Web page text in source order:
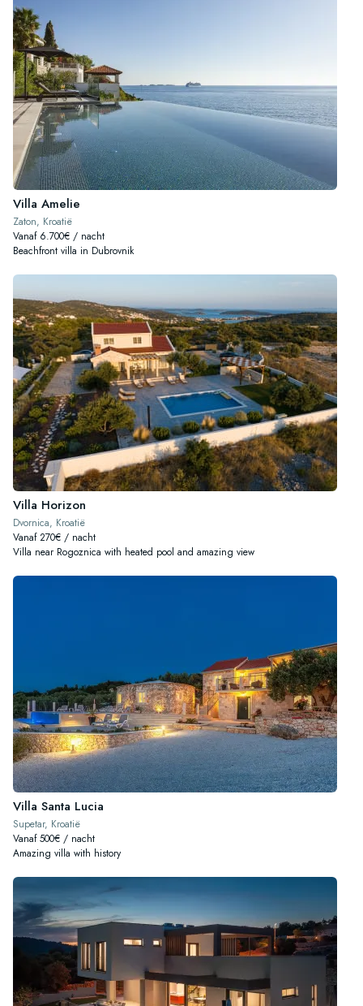
Villa Amelie
Zaton, Kroatië
Vanaf 6.700€ / nacht
Beachfront villa in Dubrovnik
Villa Horizon
Dvornica, Kroatië
Vanaf 270€ / nacht
Villa near Rogoznica with heated pool and amazing view
Villa Santa Lucia
Supetar, Kroatië
Vanaf 500€ / nacht
Amazing villa with history